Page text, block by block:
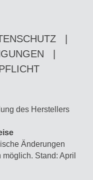
des Herstellers
Änderungen
Stand: April